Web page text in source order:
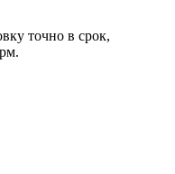
точно в срок,